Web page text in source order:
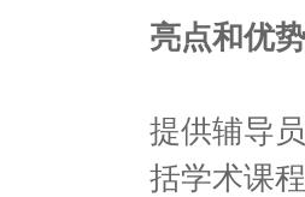
亮点和优势
提供辅导
括学术课